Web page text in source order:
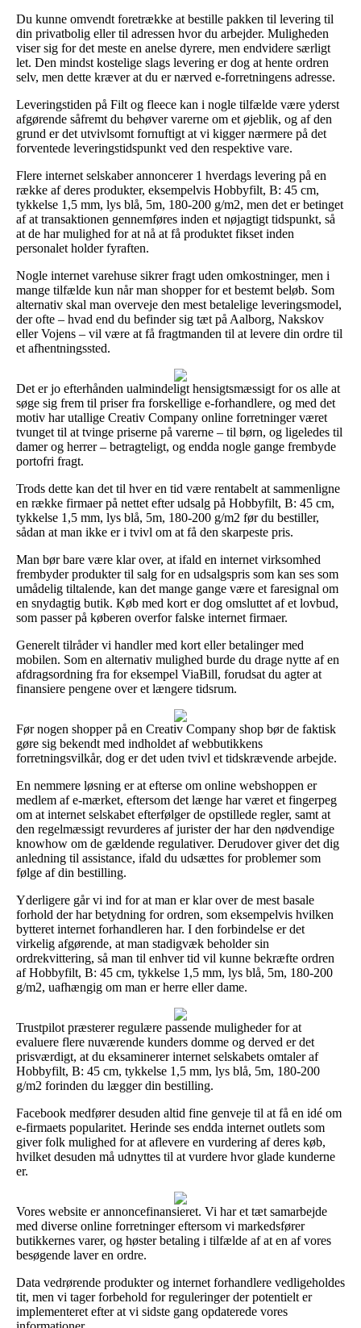
Du kunne omvendt foretrække at bestille pakken til levering til
din privatbolig eller til adressen hvor du arbejder. Muligheden
viser sig for det meste en anelse dyrere, men endvidere særligt
let. Den mindst kostelige slags levering er dog at hente ordren
selv, men dette kræver at du er nærved e-forretningens adresse.
Leveringstiden på Filt og fleece kan i nogle tilfælde være yderst
afgørende såfremt du behøver varerne om et øjeblik, og af den
grund er det utvivlsomt fornuftigt at vi kigger nærmere på det
forventede leveringstidspunkt ved den respektive vare.
Flere internet selskaber annoncerer 1 hverdags levering på en
række af deres produkter, eksempelvis Hobbyfilt, B: 45 cm,
tykkelse 1,5 mm, lys blå, 5m, 180-200 g/m2, men det er betinget
af at transaktionen gennemføres inden et nøjagtigt tidspunkt, så
at de har mulighed for at nå at få produktet fikset inden
personalet holder fyraften.
Nogle internet varehuse sikrer fragt uden omkostninger, men i
mange tilfælde kun når man shopper for et bestemt beløb. Som
alternativ skal man overveje den mest betalelige leveringsmodel,
der ofte – hvad end du befinder sig tæt på Aalborg, Nakskov
eller Vojens – vil være at få fragtmanden til at levere din ordre til
et afhentningssted.
Det er jo efterhånden ualmindeligt hensigtsmæssigt for os alle at
søge sig frem til priser fra forskellige e-forhandlere, og med det
motiv har utallige Creativ Company online forretninger været
tvunget til at tvinge priserne på varerne – til børn, og ligeledes til
damer og herrer – betragteligt, og endda nogle gange frembyde
portofri fragt.
Trods dette kan det til hver en tid være rentabelt at sammenligne
en række firmaer på nettet efter udsalg på Hobbyfilt, B: 45 cm,
tykkelse 1,5 mm, lys blå, 5m, 180-200 g/m2 før du bestiller,
sådan at man ikke er i tvivl om at få den skarpeste pris.
Man bør bare være klar over, at ifald en internet virksomhed
frembyder produkter til salg for en udsalgspris som kan ses som
umådelig tiltalende, kan det mange gange være et faresignal om
en snydagtig butik. Køb med kort er dog omsluttet af et lovbud,
som passer på køberen overfor falske internet firmaer.
Generelt tilråder vi handler med kort eller betalinger med
mobilen. Som en alternativ mulighed burde du drage nytte af en
afdragsordning fra for eksempel ViaBill, forudsat du agter at
finansiere pengene over et længere tidsrum.
Før nogen shopper på en Creativ Company shop bør de faktisk
gøre sig bekendt med indholdet af webbutikkens
forretningsvilkår, dog er det uden tvivl et tidskrævende arbejde.
En nemmere løsning er at efterse om online webshoppen er
medlem af e-mærket, eftersom det længe har været et fingerpeg
om at internet selskabet efterfølger de opstillede regler, samt at
den regelmæssigt revurderes af jurister der har den nødvendige
knowhow om de gældende regulativer. Derudover giver det dig
anledning til assistance, ifald du udsættes for problemer som
følge af din bestilling.
Yderligere går vi ind for at man er klar over de mest basale
forhold der har betydning for ordren, som eksempelvis hvilken
bytteret internet forhandleren har. I den forbindelse er det
virkelig afgørende, at man stadigvæk beholder sin
ordrekvittering, så man til enhver tid vil kunne bekræfte ordren
af Hobbyfilt, B: 45 cm, tykkelse 1,5 mm, lys blå, 5m, 180-200
g/m2, uafhængig om man er herre eller dame.
Trustpilot præsterer regulære passende muligheder for at
evaluere flere nuværende kunders domme og derved er det
prisværdigt, at du eksaminerer internet selskabets omtaler af
Hobbyfilt, B: 45 cm, tykkelse 1,5 mm, lys blå, 5m, 180-200
g/m2 forinden du lægger din bestilling.
Facebook medfører desuden altid fine genveje til at få en idé om
e-firmaets popularitet. Herinde ses endda internet outlets som
giver folk mulighed for at aflevere en vurdering af deres køb,
hvilket desuden må udnyttes til at vurdere hvor glade kunderne
er.
Vores website er annoncefinansieret. Vi har et tæt samarbejde
med diverse online forretninger eftersom vi markedsfører
butikkernes varer, og høster betaling i tilfælde af at en af vores
besøgende laver en ordre.
Data vedrørende produkter og internet forhandlere vedligeholdes
tit, men vi tager forbehold for reguleringer der potentielt er
implementeret efter at vi sidste gang opdaterede vores